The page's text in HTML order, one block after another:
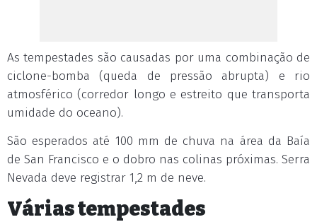
As tempestades são causadas por uma combinação de
ciclone-bomba (queda de pressão abrupta) e rio
atmosférico (corredor longo e estreito que transporta
umidade do oceano).
São esperados até 100 mm de chuva na área da Baía
de San Francisco e o dobro nas colinas próximas. Serra
Nevada deve registrar 1,2 m de neve.
Várias tempestades